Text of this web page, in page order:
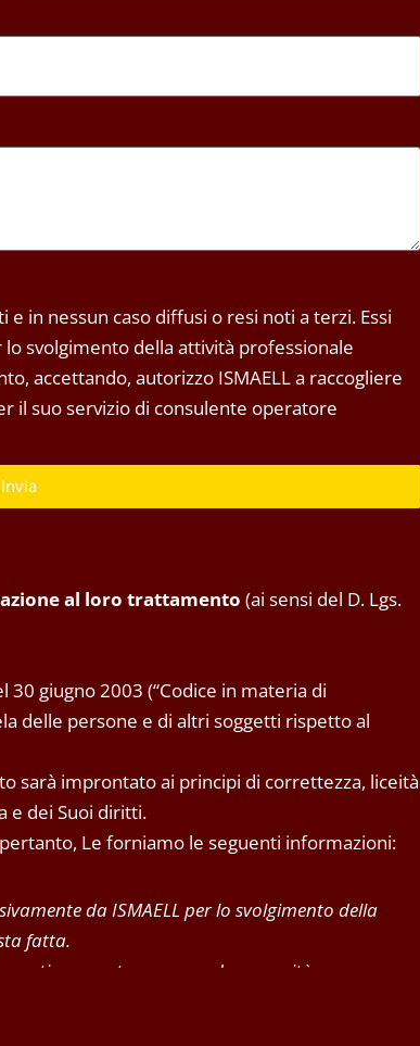
in nessun caso diffusi o resi noti a terzi. Essi
lo svolgimento della attività professionale
accettando, autorizzo ISMAELL a raccogliere
il suo servizio di consulente operatore
Invia
al loro trattamento (ai sensi del D. Lgs.
giugno 2003 (“Codice in materia di
delle persone e di altri soggetti rispetto al
sarà improntato ai principi di correttezza, liceità
e dei Suoi diritti.
Le forniamo le seguenti informazioni:
da ISMAELL per lo svolgimento della
fatta.
o cartaceo secondo necessità.